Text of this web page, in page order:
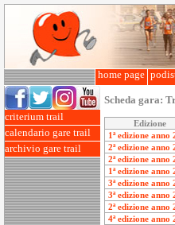
home page
criterium trail
calendario gare trail
archivio gare trail
Scheda gara:
Edizione
1ª edizione anno
2ª edizione anno
2ª edizione anno
1ª edizione anno
3ª edizione anno
3ª edizione anno
2ª edizione anno
4ª edizione anno